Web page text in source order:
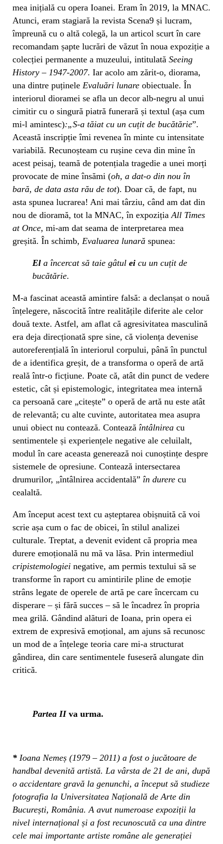
mea inițială cu opera Ioanei. Eram în 2019, la MNAC.
Atunci, eram stagiară la revista Scena9 și lucram,
împreună cu o altă colegă, la un articol scurt în care
recomandam șapte lucrări de văzut în noua expoziție a
colecției permanente a muzeului, intitulată Seeing
History – 1947-2007. Iar acolo am zărit-o, diorama,
una dintre puținele Evaluări lunare obiectuale. În
interiorul dioramei se afla un decor alb-negru al unui
cimitir cu o singură piatră funerară și textul (așa cum
mi-l amintesc):„S-a tăiat cu un cuțit de bucătărie”.
Această inscripție îmi revenea în minte cu intensitate
variabilă. Recunoșteam cu rușine ceva din mine în
acest peisaj, teamă de potențiala tragedie a unei morți
provocate de mine însămi (oh, a dat-o din nou în
bară, de data asta rău de tot). Doar că, de fapt, nu
asta spunea lucrarea! Ani mai târziu, când am dat din
nou de dioramă, tot la MNAC, în expoziția All Times
at Once, mi-am dat seama de interpretarea mea
greșită. În schimb, Evaluarea lunară spunea:
El a încercat să taie gâtul ei cu un cuțit de
bucătărie.
M-a fascinat această amintire falsă: a declanșat o nouă
înțelegere, născocită între realitățile diferite ale celor
două texte. Astfel, am aflat că agresivitatea masculină
era deja direcționată spre sine, că violența devenise
autoreferențială în interiorul corpului, până în punctul
de a identifica greșit, de a transforma o operă de artă
reală într-o ficțiune. Poate că, atât din punct de vedere
estetic, cât și epistemologic, integritatea mea internă
ca persoană care „citește” o operă de artă nu este atât
de relevantă; cu alte cuvinte, autoritatea mea asupra
unui obiect nu contează. Contează întâlnirea cu
sentimentele și experiențele negative ale celuilalt,
modul în care aceasta generează noi cunoștințe despre
sistemele de opresiune. Contează intersectarea
drumurilor, „întâlnirea accidentală” în durere cu
cealaltă.
Am început acest text cu așteptarea obișnuită că voi
scrie așa cum o fac de obicei, în stilul analizei
culturale. Treptat, a devenit evident că propria mea
durere emoțională nu mă va lăsa. Prin intermediul
cripistemologiei negative, am permis textului să se
transforme în raport cu amintirile pline de emoție
strâns legate de operele de artă pe care încercam cu
disperare – și fără succes – să le încadrez în propria
mea grilă. Gândind alături de Ioana, prin opera ei
extrem de expresivă emoțional, am ajuns să recunosc
un mod de a înțelege teoria care mi-a structurat
gândirea, din care sentimentele fuseseră alungate din
critică.
Partea IIva urma.
* Ioana Nemeș (1979 – 2011) a fost o jucătoare de
handbal devenită artistă. La vârsta de 21 de ani, după
o accidentare gravă la genunchi, a început să studieze
fotografia la Universitatea Națională de Arte din
București, România. A avut numeroase expoziții la
nivel internațional și a fost recunoscută ca una dintre
cele mai importante artiste române ale generației